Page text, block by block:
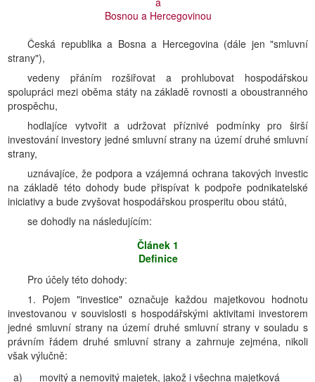
Bosnou a Hercegovinou
Česká republika a Bosna a Hercegovina (dále jen "smluvní
strany"),
vedeny přáním rozšiřovat a prohlubovat hospodářskou
spolupráci mezi oběma státy na základě rovnosti a oboustranného
prospěchu,
hodlajíce vytvořit a udržovat příznivé podmínky pro širší
investování investory jedné smluvní strany na území druhé smluvní
strany,
uznávajíce, že podpora a vzájemná ochrana takových investic
na základě této dohody bude přispívat k podpoře podnikatelské
iniciativy a bude zvyšovat hospodářskou prosperitu obou států,
se dohodly na následujícím:
Článek 1
Definice
Pro účely této dohody:
1. Pojem "investice" označuje každou majetkovou hodnotu
investovanou v souvislosti s hospodářskými aktivitami investorem
jedné smluvní strany na území druhé smluvní strany v souladu s
právním řádem druhé smluvní strany a zahrnuje zejména, nikoli
však výlučně:
a)
movitý a nemovitý majetek, jakož i všechna majetková